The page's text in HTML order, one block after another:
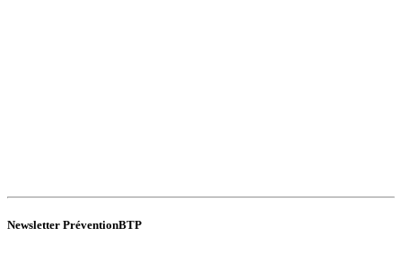
Newsletter PréventionBTP